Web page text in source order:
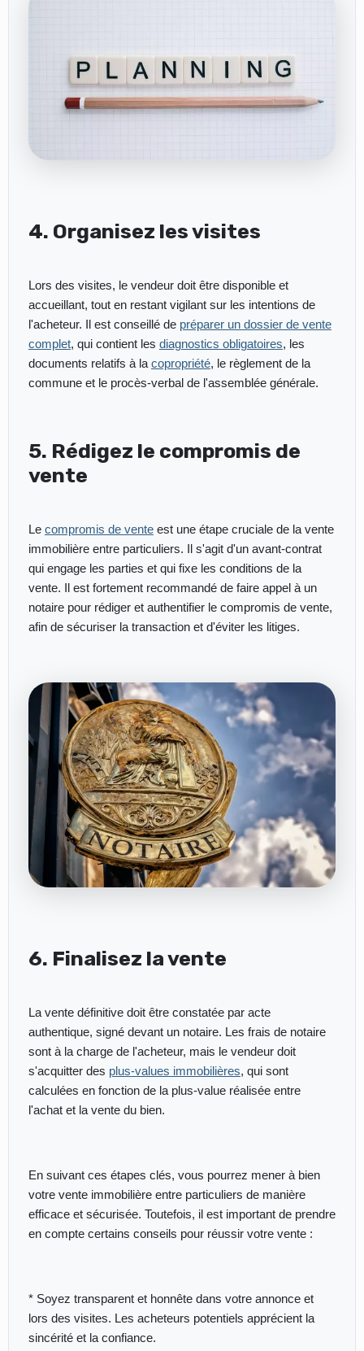
4. Organisez les visites
Lors des visites, le vendeur doit être disponible et
accueillant, tout en restant vigilant sur les intentions de
l'acheteur. Il est conseillé de préparer un dossier de vente
complet, qui contient les diagnostics obligatoires, les
documents relatifs à la copropriété, le règlement de la
commune et le procès-verbal de l'assemblée générale.
5. Rédigez le compromis de
vente
Le compromis de venteest une étape cruciale de la vente
immobilière entre particuliers. Il s'agit d'un avant-contrat
qui engage les parties et qui fixe les conditions de la
vente. Il est fortement recommandé de faire appel à un
notaire pour rédiger et authentifier le compromis de vente,
afin de sécuriser la transaction et d'éviter les litiges.
6. Finalisez la vente
La vente définitive doit être constatée par acte
authentique, signé devant un notaire. Les frais de notaire
sont à la charge de l'acheteur, mais le vendeur doit
s'acquitter des plus-values immobilières, qui sont
calculées en fonction de la plus-value réalisée entre
l'achat et la vente du bien.
En suivant ces étapes clés, vous pourrez mener à bien
votre vente immobilière entre particuliers de manière
efficace et sécurisée. Toutefois, il est important de prendre
en compte certains conseils pour réussir votre vente :
* Soyez transparent et honnête dans votre annonce et
lors des visites. Les acheteurs potentiels apprécient la
sincérité et la confiance.